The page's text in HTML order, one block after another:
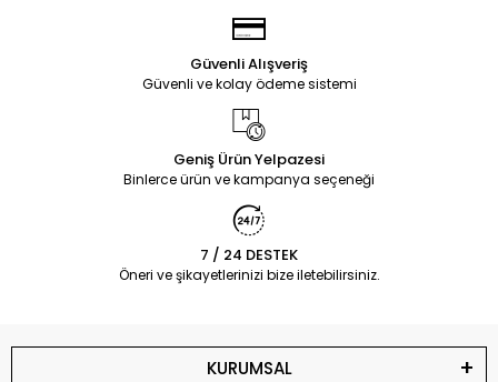
Güvenli Alışveriş
Güvenli ve kolay ödeme sistemi
Geniş Ürün Yelpazesi
Binlerce ürün ve kampanya seçeneği
7 / 24 DESTEK
Öneri ve şikayetlerinizi bize iletebilirsiniz.
KURUMSAL